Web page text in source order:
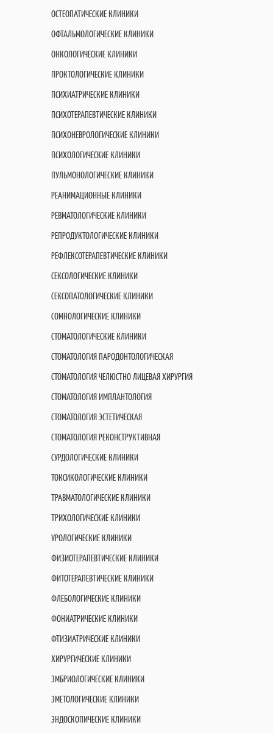
ОСТЕОПАТИЧЕСКИЕ КЛИНИКИ
ОФТАЛЬМОЛОГИЧЕСКИЕ КЛИНИКИ
ОНКОЛОГИЧЕСКИЕ КЛИНИКИ
ПРОКТОЛОГИЧЕСКИЕ КЛИНИКИ
ПСИХИАТРИЧЕСКИЕ КЛИНИКИ
ПСИХОТЕРАПЕВТИЧЕСКИЕ КЛИНИКИ
ПСИХОНЕВРОЛОГИЧЕСКИЕ КЛИНИКИ
ПСИХОЛОГИЧЕСКИЕ КЛИНИКИ
ПУЛЬМОНОЛОГИЧЕСКИЕ КЛИНИКИ
РЕАНИМАЦИОННЫЕ КЛИНИКИ
РЕВМАТОЛОГИЧЕСКИЕ КЛИНИКИ
РЕПРОДУКТОЛОГИЧЕСКИЕ КЛИНИКИ
РЕФЛЕКСОТЕРАПЕВТИЧЕСКИЕ КЛИНИКИ
СЕКСОЛОГИЧЕСКИЕ КЛИНИКИ
СЕКСОПАТОЛОГИЧЕСКИЕ КЛИНИКИ
СОМНОЛОГИЧЕСКИЕ КЛИНИКИ
СТОМАТОЛОГИЧЕСКИЕ КЛИНИКИ
СТОМАТОЛОГИЯ ПАРОДОНТОЛОГИЧЕСКАЯ
СТОМАТОЛОГИЯ ЧЕЛЮСТНО ЛИЦЕВАЯ ХИРУРГИЯ
СТОМАТОЛОГИЯ ИМПЛАНТОЛОГИЯ
СТОМАТОЛОГИЯ ЭСТЕТИЧЕСКАЯ
СТОМАТОЛОГИЯ РЕКОНСТРУКТИВНАЯ
СУРДОЛОГИЧЕСКИЕ КЛИНИКИ
ТОКСИКОЛОГИЧЕСКИЕ КЛИНИКИ
ТРАВМАТОЛОГИЧЕСКИЕ КЛИНИКИ
ТРИХОЛОГИЧЕСКИЕ КЛИНИКИ
УРОЛОГИЧЕСКИЕ КЛИНИКИ
ФИЗИОТЕРАПЕВТИЧЕСКИЕ КЛИНИКИ
ФИТОТЕРАПЕВТИЧЕСКИЕ КЛИНИКИ
ФЛЕБОЛОГИЧЕСКИЕ КЛИНИКИ
ФОНИАТРИЧЕСКИЕ КЛИНИКИ
ФТИЗИАТРИЧЕСКИЕ КЛИНИКИ
ХИРУРГИЧЕСКИЕ КЛИНИКИ
ЭМБРИОЛОГИЧЕСКИЕ КЛИНИКИ
ЭМЕТОЛОГИЧЕСКИЕ КЛИНИКИ
ЭНДОСКОПИЧЕСКИЕ КЛИНИКИ